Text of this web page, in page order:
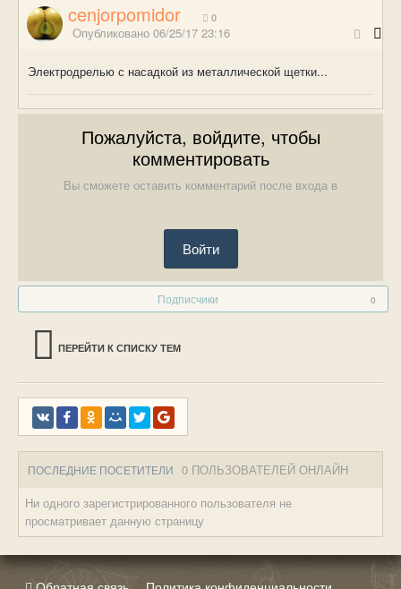
cenjorpomidor 0
Опубликовано 06/25/17 23:16
Электродрелью с насадкой из металлической щетки...
Пожалуйста, войдите, чтобы
комментировать
Вы сможете оставить комментарий после входа в
Войти
Подписчики 0
ПЕРЕЙТИ К СПИСКУ ТЕМ
ПОСЛЕДНИЕ ПОСЕТИТЕЛИ 0 ПОЛЬЗОВАТЕЛЕЙ ОНЛАЙН
Ни одного зарегистрированного пользователя не
просматривает данную страницу